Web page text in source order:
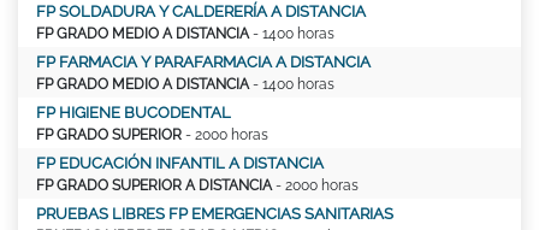
FP SOLDADURA Y CALDERERÍA A DISTANCIA
FP GRADO MEDIO A DISTANCIA - 1400 horas
FP FARMACIA Y PARAFARMACIA A DISTANCIA
FP GRADO MEDIO A DISTANCIA - 1400 horas
FP HIGIENE BUCODENTAL
FP GRADO SUPERIOR - 2000 horas
FP EDUCACIÓN INFANTIL A DISTANCIA
FP GRADO SUPERIOR A DISTANCIA - 2000 horas
PRUEBAS LIBRES FP EMERGENCIAS SANITARIAS